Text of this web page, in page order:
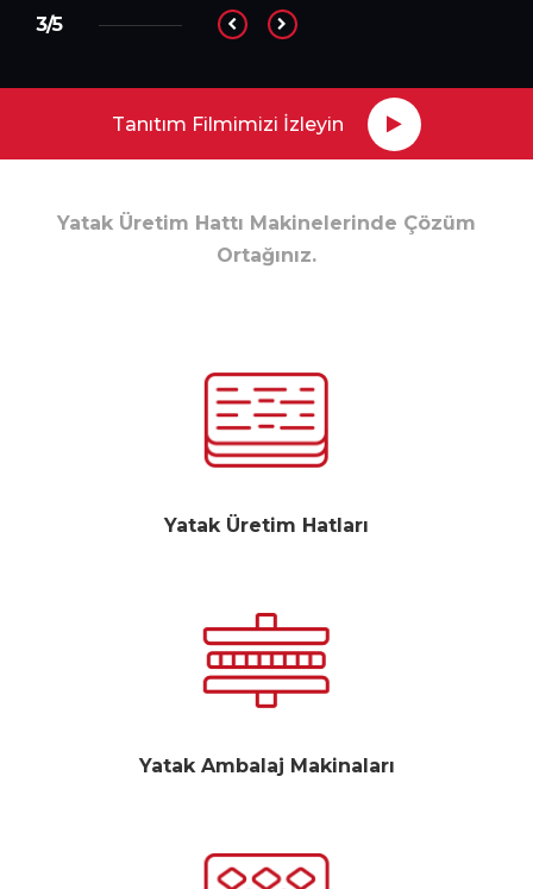
Tanıtım Filmimizi İzleyin
3/5
Yatak Üretim Hattı Makinelerinde Çözüm
Ortağınız.
Yatak Üretim Hatları
Yatak Ambalaj Makinaları